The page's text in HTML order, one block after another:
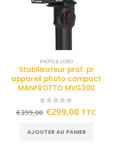
PHOTO & VIDÉO
Stabilisateur prof. pr
appareil photo compact
MANFROTTO MVG300
out of 5
€399,00 €299,00 TTC
AJOUTER AU PANIER